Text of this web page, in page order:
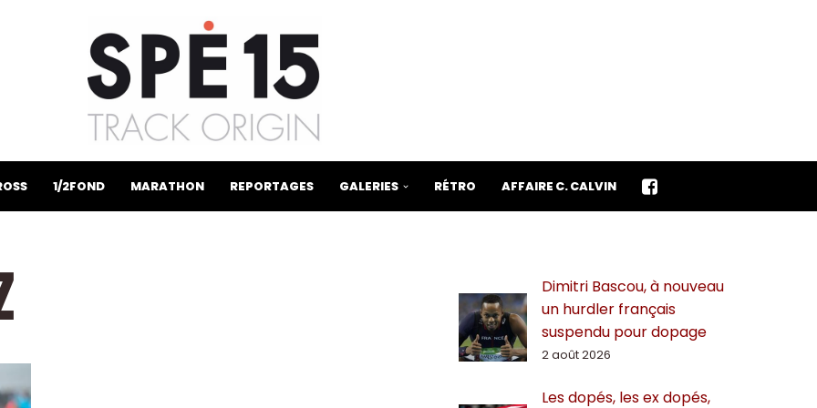
1/2FOND MARATHON REPORTAGES GALERIES RÉTRO AFFAIRE C. CALVIN
Dimitri Bascou, à nouveau
un hurdler français
suspendu pour dopage
2 août 2026
Les dopés, les ex dopés,